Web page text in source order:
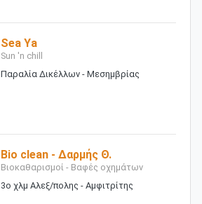
Sea Ya
Sun 'n chill
Παραλία Δικέλλων - Μεσημβρίας
Bio clean - Δαρμής Θ.
Βιοκαθαρισμοί - Βαφές οχημάτων
3ο χλμ Αλεξ/πολης - Αμφιτρίτης